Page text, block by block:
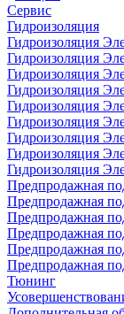
Сервис
Гидроизоляция
Гидроизоляция
Гидроизоляция
Гидроизоляция
Гидроизоляция
Гидроизоляция
Гидроизоляция
Гидроизоляция
Гидроизоляция
Гидроизоляция
Предпродажная
Предпродажная
Предпродажная
Предпродажная
Предпродажная
Предпродажная
Тюнинг